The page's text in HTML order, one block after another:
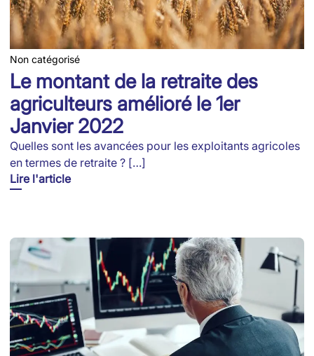
Non catégorisé
Le montant de la retraite des
agriculteurs amélioré le 1er
Janvier 2022
Quelles sont les avancées pour les exploitants agricoles
en termes de retraite ? […]
Lire l'article